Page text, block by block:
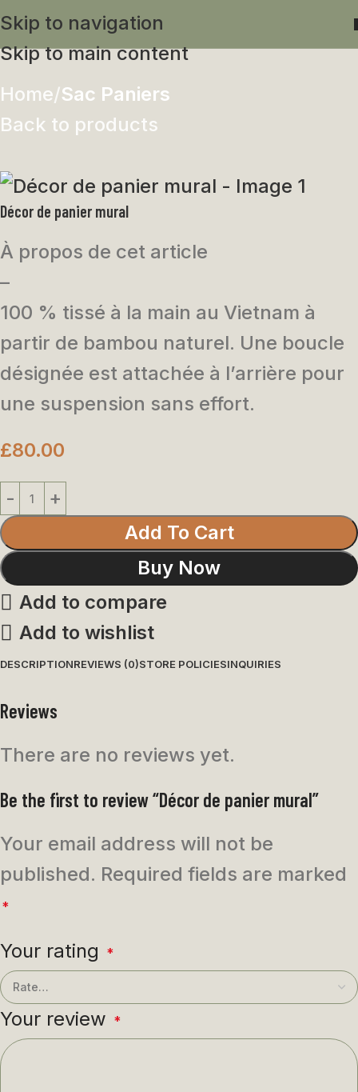
Skip to navigation
Skip to main content
Home Sac Paniers
Back to products
Décor de panier mural
À propos de cet article
–
100 % tissé à la main au Vietnam à
partir de bambou naturel. Une boucle
désignée est attachée à l’arrière pour
une suspension sans effort.
£80.00
Add To Cart
Buy Now
Add to compare
Add to wishlist
DESCRIPTIONREVIEWS (0)STORE POLICIESINQUIRIES
Reviews
There are no reviews yet.
Be the first to review “Décor de panier mural”
Your email address will not be
published. Required fields are marked
*
Your rating *
Your review *